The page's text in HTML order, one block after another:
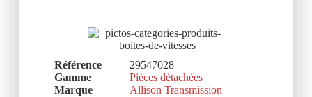
Référence
29547028
Gamme
Pièces détachées
Marque
Allison Transmission